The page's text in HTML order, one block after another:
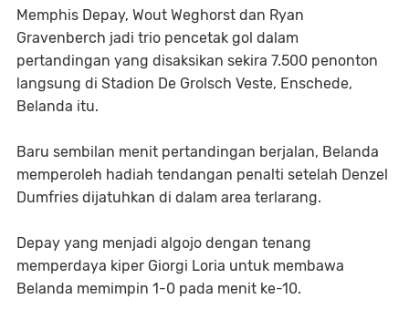
Memphis Depay, Wout Weghorst dan Ryan
Gravenberch jadi trio pencetak gol dalam
pertandingan yang disaksikan sekira 7.500 penonton
langsung di Stadion De Grolsch Veste, Enschede,
Belanda itu.
Baru sembilan menit pertandingan berjalan, Belanda
memperoleh hadiah tendangan penalti setelah Denzel
Dumfries dijatuhkan di dalam area terlarang.
Depay yang menjadi algojo dengan tenang
memperdaya kiper Giorgi Loria untuk membawa
Belanda memimpin 1-0 pada menit ke-10.